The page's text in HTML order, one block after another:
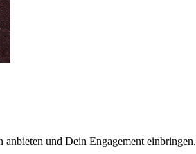
und Dein Engagement einbringen.